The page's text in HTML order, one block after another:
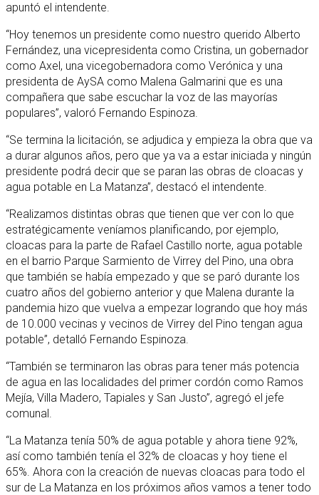
apuntó el intendente.
“Hoy tenemos un presidente como nuestro querido Alberto
Fernández, una vicepresidenta como Cristina, un gobernador
como Axel, una vicegobernadora como Verónica y una
presidenta de AySA como Malena Galmarini que es una
compañera que sabe escuchar la voz de las mayorías
populares”, valoró Fernando Espinoza.
“Se termina la licitación, se adjudica y empieza la obra que va
a durar algunos años, pero que ya va a estar iniciada y ningún
presidente podrá decir que se paran las obras de cloacas y
agua potable en La Matanza”, destacó el intendente.
“Realizamos distintas obras que tienen que ver con lo que
estratégicamente veníamos planificando, por ejemplo,
cloacas para la parte de Rafael Castillo norte, agua potable
en el barrio Parque Sarmiento de Virrey del Pino, una obra
que también se había empezado y que se paró durante los
cuatro años del gobierno anterior y que Malena durante la
pandemia hizo que vuelva a empezar logrando que hoy más
de 10.000 vecinas y vecinos de Virrey del Pino tengan agua
potable”, detalló Fernando Espinoza.
“También se terminaron las obras para tener más potencia
de agua en las localidades del primer cordón como Ramos
Mejía, Villa Madero, Tapiales y San Justo”, agregó el jefe
comunal.
“La Matanza tenía 50% de agua potable y ahora tiene 92%,
así como también tenía el 32% de cloacas y hoy tiene el
65%. Ahora con la creación de nuevas cloacas para todo el
sur de La Matanza en los próximos años vamos a tener todo